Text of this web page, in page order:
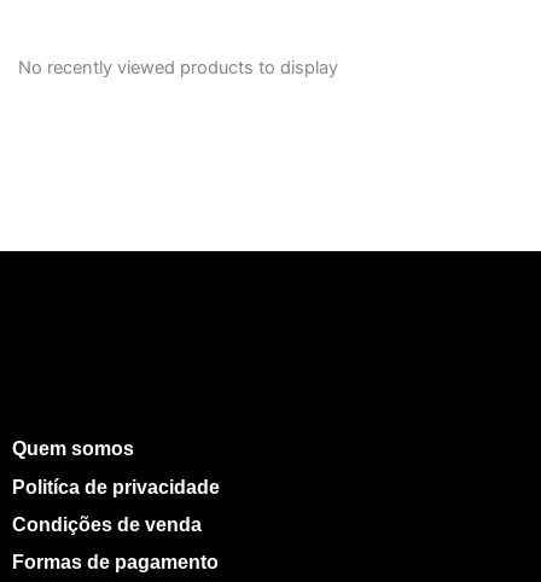
No recently viewed products to display
Quem somos
Politíca de privacidade
Condições de venda
Formas de pagamento